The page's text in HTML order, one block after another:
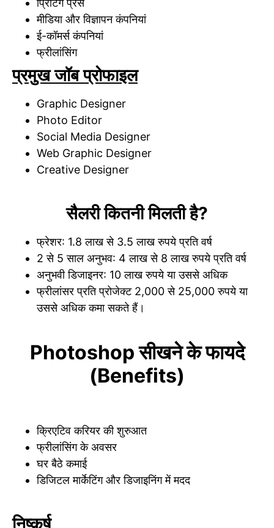
प्रिंटिंग प्रेस
मीडिया और विज्ञापन कंपनियां
ई-कॉमर्स कंपनियां
फ्रीलांसिंग
प्रमुख जॉब प्रोफाइल
Graphic Designer
Photo Editor
Social Media Designer
Web Graphic Designer
Creative Designer
सैलरी कितनी मिलती है?
फ्रेशर: 1.8 लाख से 3.5 लाख रुपये प्रति वर्ष
2 से 5 साल अनुभव: 4 लाख से 8 लाख रुपये प्रति वर्ष
अनुभवी डिजाइनर: 10 लाख रुपये या उससे अधिक
फ्रीलांसर प्रति प्रोजेक्ट 2,000 से 25,000 रुपये या
उससे अधिक कमा सकते हैं।
Photoshop सीखने के फायदे
(Benefits)
क्रिएटिव करियर की शुरुआत
फ्रीलांसिंग के अवसर
घर बैठे कमाई
डिजिटल मार्केटिंग और डिजाइनिंग में मदद
निष्कर्ष